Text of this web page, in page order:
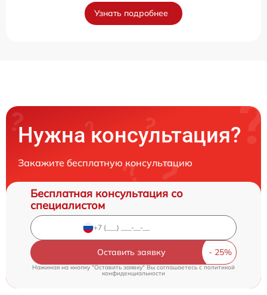
Узнать подробнее
Нужна консультация?
Закажите бесплатную консультацию
Бесплатная консультация со
специалистом
Оставить заявку
Нажимая на кнопку "Оставить заявку" Вы соглашаетесь cполитикой
конфиденциальности